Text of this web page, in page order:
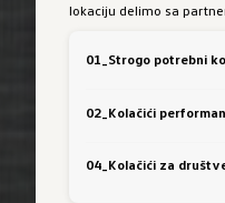
lokaciju delimo sa
01_Strogo potrebni
02_Kolačići
04_Kolačići za